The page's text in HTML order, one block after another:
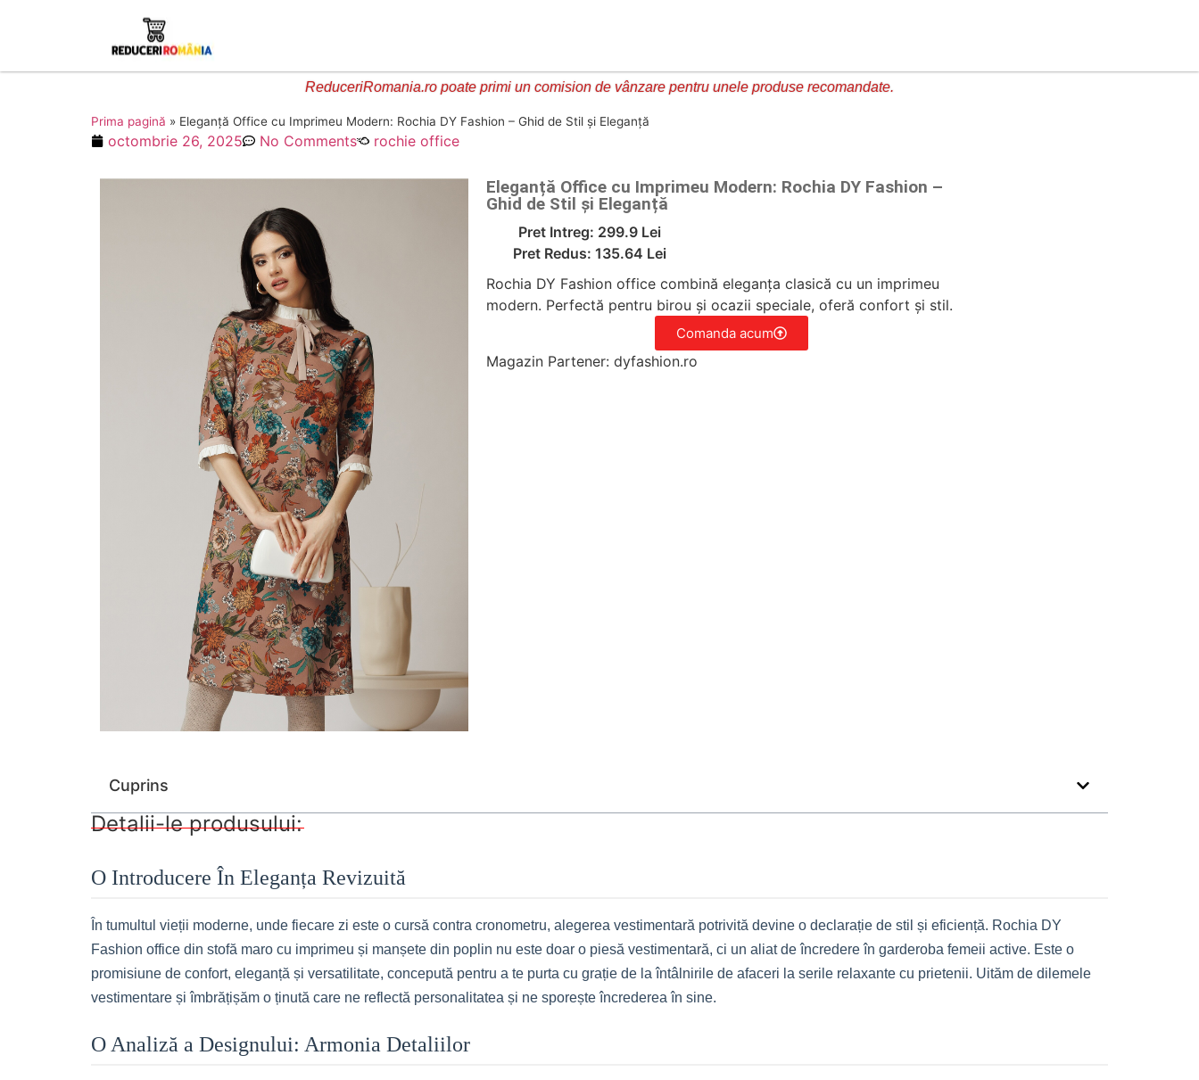
ReduceriRomania.ro poate primi un comision de vânzare pentru unele produse recomandate.
Prima pagină » Eleganță Office cu Imprimeu Modern: Rochia DY Fashion – Ghid de Stil și Eleganță
octombrie 26, 2025 No Comments rochie office
Eleganță Office cu Imprimeu Modern: Rochia DY Fashion –
Ghid de Stil și Eleganță
Pret Intreg: 299.9 Lei
Pret Redus: 135.64 Lei
Rochia DY Fashion office combină eleganța clasică cu un imprimeu
modern. Perfectă pentru birou și ocazii speciale, oferă confort și stil.
Comanda acum
Magazin Partener: dyfashion.ro
Cuprins
Detalii-le produsului:
O Introducere În Eleganța Revizuită
În tumultul vieții moderne, unde fiecare zi este o cursă contra cronometru, alegerea vestimentară potrivită devine o declarație de stil și eficiență. Rochia DY
Fashion office din stofă maro cu imprimeu și manșete din poplin nu este doar o piesă vestimentară, ci un aliat de încredere în garderoba femeii active. Este o
promisiune de confort, eleganță și versatilitate, concepută pentru a te purta cu grație de la întâlnirile de afaceri la serile relaxante cu prietenii. Uităm de dilemele
vestimentare și îmbrățișăm o ținută care ne reflectă personalitatea și ne sporește încrederea în sine.
O Analiză a Designului: Armonia Detaliilor